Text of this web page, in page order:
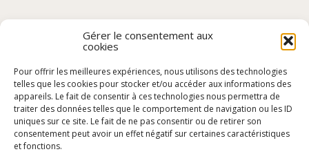
Gérer le consentement aux
cookies
Pour offrir les meilleures expériences, nous utilisons des technologies
telles que les cookies pour stocker et/ou accéder aux informations des
appareils. Le fait de consentir à ces technologies nous permettra de
traiter des données telles que le comportement de navigation ou les ID
uniques sur ce site. Le fait de ne pas consentir ou de retirer son
consentement peut avoir un effet négatif sur certaines caractéristiques
et fonctions.